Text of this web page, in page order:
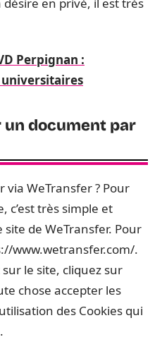
Perpignan :
un document par
via WeTransfer ? Pour
c’est très simple et
de WeTransfer. Pour
www.wetransfer.com/.
le site, cliquez sur
chose accepter les
des Cookies qui